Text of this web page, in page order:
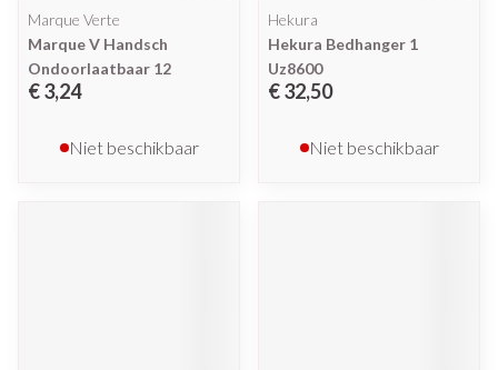
Marque Verte
Marque V Handsch
Ondoorlaatbaar 12
€ 3,24
Niet beschikbaar
Hekura
Hekura Bedhanger 1
Uz8600
€ 32,50
Niet beschikbaar